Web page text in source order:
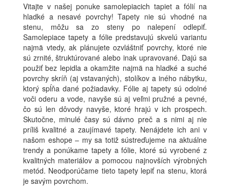
Vitajte v našej ponuke samolepiacich tapiet a fólií na
hladké a nesavé povrchy! Tapety nie sú vhodné na
stenu, môžu sa zo steny po nalepení odlepiť.
Samolepiace tapety a fólie predstavujú skvelú variantu
najmä vtedy, ak plánujete ozvláštniť povrchy, ktoré nie
sú zrnité, štruktúrované alebo inak upravované. Dajú sa
použiť bez lepidla a okamžite najmä na hladké a suché
povrchy skríň (aj vstavaných), stolíkov a iného nábytku,
ktorý spĺňa dané požiadavky. Fólie aj tapety sú odolné
voči oderu a vode, navyše sú aj veľmi pružné a pevné,
čo sú len dôvody navyše, ktoré hrajú v ich prospech.
Skutočne, minulé časy sú dávno preč a s nimi aj nie
príliš kvalitné a zaujímavé tapety. Nenájdete ich ani v
našom eshope – my sa totiž sústreďujeme na aktuálne
trendy a ponúkame tapety a fólie, ktoré sú vyrobené z
kvalitných materiálov a pomocou najnovších výrobných
metód. Neodporúčame tieto tapety lepiť na stenu, ktorá
je savým povrchom.